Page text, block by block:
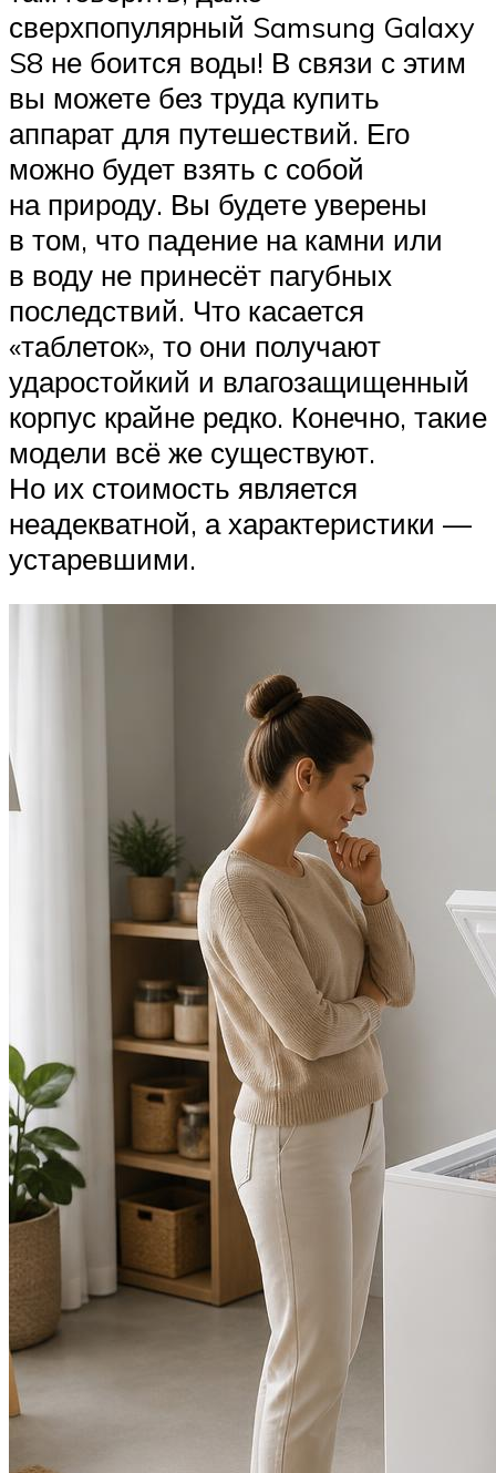
сверхпопулярный Samsung Galaxy
S8 не боится воды! В связи с этим
вы можете без труда купить
аппарат для путешествий. Его
можно будет взять с собой
на природу. Вы будете уверены
в том, что падение на камни или
в воду не принесёт пагубных
последствий. Что касается
«таблеток», то они получают
ударостойкий и влагозащищенный
корпус крайне редко. Конечно, такие
модели всё же существуют.
Но их стоимость является
неадекватной, а характеристики —
устаревшими.